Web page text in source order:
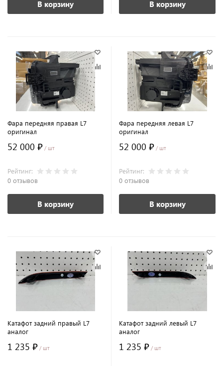
В корзину В корзину
Фара передняя правая L7
оригинал
52 000 ₽ / шт
Рейтинг:
0 отзывов
В корзину
Фара передняя левая L7
оригинал
52 000 ₽ / шт
Рейтинг:
0 отзывов
В корзину
Катафот задний правый L7
аналог
1 235 ₽ / шт
Катафот задний левый L7
аналог
1 235 ₽ / шт